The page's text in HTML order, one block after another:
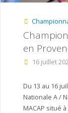
en
16 juillet
Du 13 au 16
Nationale A /
MACAP situé